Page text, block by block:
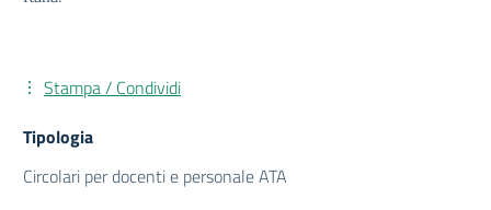
Stampa / Condividi
Tipologia
Circolari per docenti e personale ATA